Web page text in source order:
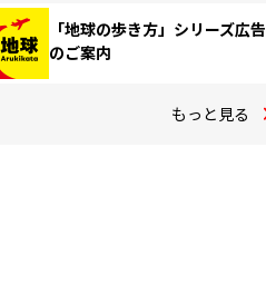
「地球の歩き方」シリーズ広告
のご案内
もっと見る